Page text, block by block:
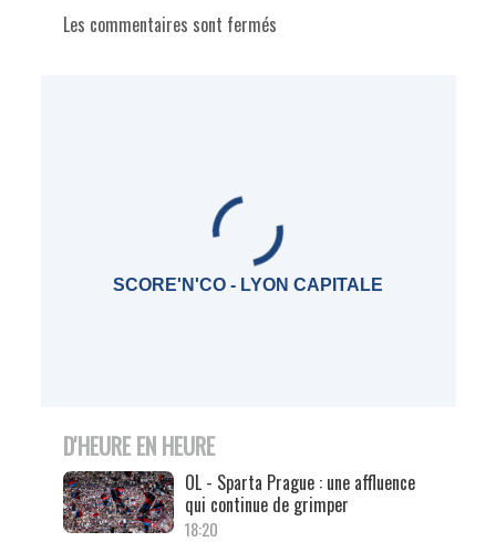
Les commentaires sont fermés
SCORE'N'CO - LYON CAPITALE
D'HEURE EN HEURE
OL - Sparta Prague : une affluence
qui continue de grimper
18:20